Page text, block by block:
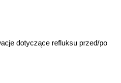
dotyczące refluksu przed/po